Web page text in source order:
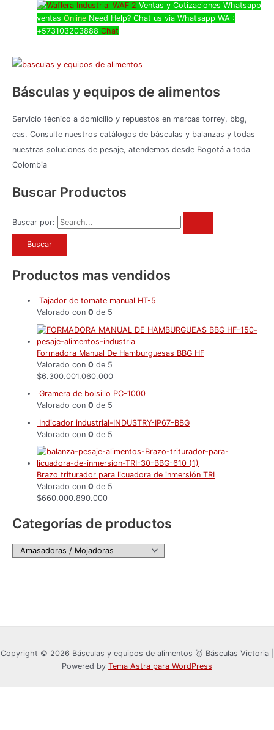
Básculas y equipos de alimentos
Servicio técnico a domicilio y repuestos en marcas torrey, bbg,
cas. Consulte nuestros catálogos de básculas y balanzas y todas
nuestras soluciones de pesaje, atendemos desde Bogotá a toda
Colombia
Buscar Productos
Buscar por:
Productos mas vendidos
Tajador de tomate manual HT-5
Valorado con 0 de 5
Formadora Manual De Hamburguesas BBG HF
Valorado con 0 de 5
$6.300.001.060.000
Gramera de bolsillo PC-1000
Valorado con 0 de 5
Indicador industrial-INDUSTRY-IP67-BBG
Valorado con 0 de 5
Brazo triturador para licuadora de inmersión TRI
Valorado con 0 de 5
$660.000.890.000
Categorías de productos
Ventas y Cotizaciones Whatsapp
ventas Online Need Help? Chat us via Whatsapp WA :
+573103203888 Chat
Copyright © 2026 Básculas y equipos de alimentos 🥇 Básculas Victoria |
Powered by Tema Astra para WordPress